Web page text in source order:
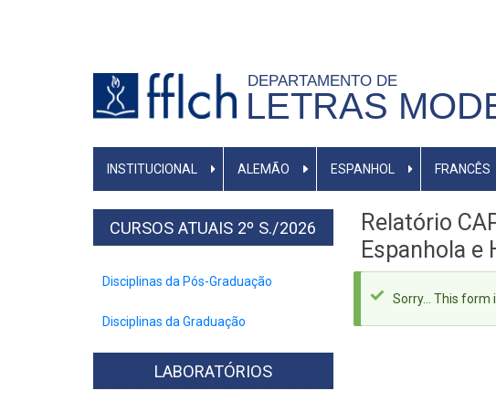
DEPARTAMENTO DE
LETRAS
MENU
INSTITUCIONAL ALEMÃO ESPANHOL FRANCÊS
CURSOS ATUAIS 2º S./2026
Disciplinas da Pós-Graduação
Disciplinas da Graduação
LABORATÓRIOS
Relatório
Espanhola e
Mensagem
de
Sorry… This form